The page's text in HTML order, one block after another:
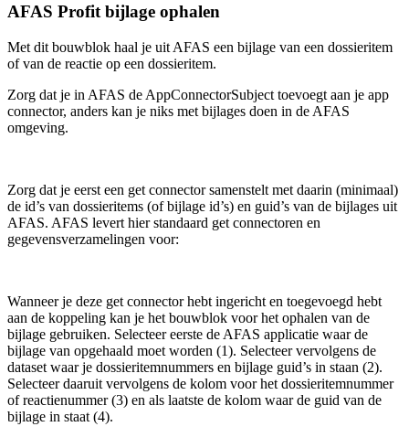
AFAS Profit bijlage ophalen
Met dit bouwblok haal je uit AFAS een bijlage van een dossieritem
of van de reactie op een dossieritem.
Zorg dat je in AFAS de AppConnectorSubject toevoegt aan je app
connector, anders kan je niks met bijlages doen in de AFAS
omgeving.
Zorg dat je eerst een get connector samenstelt met daarin (minimaal)
de id’s van dossieritems (of bijlage id’s) en guid’s van de bijlages uit
AFAS. AFAS levert hier standaard get connectoren en
gegevensverzamelingen voor:
Wanneer je deze get connector hebt ingericht en toegevoegd hebt
aan de koppeling kan je het bouwblok voor het ophalen van de
bijlage gebruiken. Selecteer eerste de AFAS applicatie waar de
bijlage van opgehaald moet worden (1). Selecteer vervolgens de
dataset waar je dossieritemnummers en bijlage guid’s in staan (2).
Selecteer daaruit vervolgens de kolom voor het dossieritemnummer
of reactienummer (3) en als laatste de kolom waar de guid van de
bijlage in staat (4).